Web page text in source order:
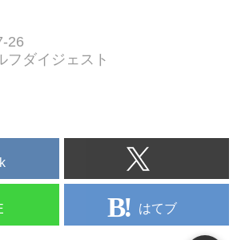
技術研究所所長の白井良和先生に
話を聞いてみた。
26
フダイジェスト
はてブ